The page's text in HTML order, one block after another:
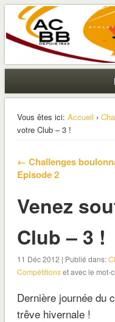
ACBB –
La section ping de Boulogne
Vous êtes ici: Accueil ›
votre Club – 3 !
← Challenges
Episode 2
Venez
Club – 3 !
11 Déc 2012 | Publié dans:
Compétitionset avec le mot-
Dernière journée du
trêve hivernale !